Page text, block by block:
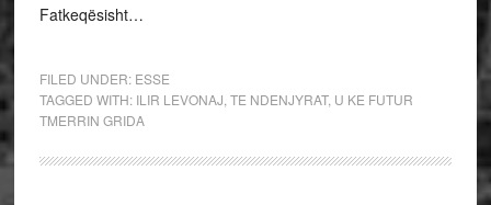
Fatkeqësisht…
FILED UNDER: ESSE
TAGGED WITH: ILIR LEVONAJ TE NDENJYRAT, U KE FUTUR
TMERRIN GRIDA